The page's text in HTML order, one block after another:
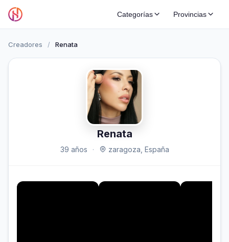
Categorías Provincias
Creadores / Renata
Renata
39 años · zaragoza, España